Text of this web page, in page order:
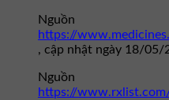
Nguồn
https://
, cập nhật ngày 18/05/
Nguồn
https://